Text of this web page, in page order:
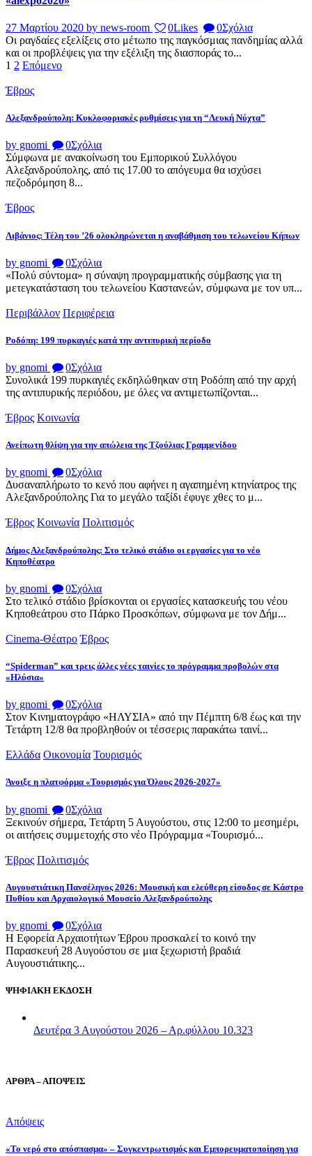
27 Μαρτίου 2020 by news-room 0Likes 0Σχόλια
Οι ραγδαίες εξελίξεις στο μέτωπο της παγκόσμιας πανδημίας αλλά
και οι προβλέψεις για την εξέλιξη της διασποράς το...
Σελιδοποίηση
άρθρων
Page
1 Page
2 Επόμενο
Έβρος
Αλεξανδρούπολη: Κυκλοφοριακές ρυθμίσεις για τη “Λευκή Νύχτα”
by gnomi 0Σχόλια
Σύμφωνα με ανακοίνωση του Εμπορικού Συλλόγου
Αλεξανδρούπολης, από τις 17.00 το απόγευμα θα ισχύσει
πεζοδρόμηση 8...
Έβρος
Λιβάνιος: Τέλη του ’26 ολοκληρώνεται η αναβάθμιση του τελωνείου Κήπων
by gnomi 0Σχόλια
«Πολύ σύντομα» η σύναψη προγραμματικής σύμβασης για τη
μετεγκατάσταση του τελωνείου Καστανεών, σύμφωνα με τον υπ...
Περιβάλλον Περιφέρεια
Ροδόπη: 199 πυρκαγιές κατά την αντιπυρική περίοδο
by gnomi 0Σχόλια
Συνολικά 199 πυρκαγιές εκδηλώθηκαν στη Ροδόπη από την αρχή
της αντιπυρικής περιόδου, με όλες να αντιμετωπίζονται...
Έβρος Κοινωνία
Ανείπωτη θλίψη για την απώλεια της Τζούλιας Γραμμενίδου
by gnomi 0Σχόλια
Δυσαναπλήρωτο το κενό που αφήνει η αγαπημένη κτηνίατρος της
Αλεξανδρούπολης Για το μεγάλο ταξίδι έφυγε χθες το μ...
Έβρος Κοινωνία Πολιτισμός
Δήμος Αλεξανδρούπολης: Στο τελικό στάδιο οι εργασίες για το νέο
Κηποθέατρο
by gnomi 0Σχόλια
Στο τελικό στάδιο βρίσκονται οι εργασίες κατασκευής του νέου
Κηποθεάτρου στο Πάρκο Προσκόπων, σύμφωνα με τον Δήμ...
Cinema-Θέατρο Έβρος
“Spiderman” και τρεις άλλες νέες ταινίες το πρόγραμμα προβολών στα
«Ηλύσια»
by gnomi 0Σχόλια
Στον Κινηματογράφο «ΗΛΥΣΙΑ» από την Πέμπτη 6/8 έως και την
Τετάρτη 12/8 θα προβληθούν οι τέσσερις παρακάτω ταινί...
Ελλάδα Οικονομία Τουρισμός
Άνοιξε η πλατφόρμα «Τουρισμός για Όλους 2026-2027»
by gnomi 0Σχόλια
Ξεκινούν σήμερα, Τετάρτη 5 Αυγούστου, στις 12:00 το μεσημέρι,
οι αιτήσεις συμμετοχής στο νέο Πρόγραμμα «Τουρισμό...
Έβρος Πολιτισμός
Αυγουστιάτικη Πανσέληνος 2026: Μουσική και ελεύθερη είσοδος σε Κάστρο
Πυθίου και Αρχαιολογικό Μουσείο Αλεξανδρούπολης
by gnomi 0Σχόλια
Η Εφορεία Αρχαιοτήτων Έβρου προσκαλεί το κοινό την
Παρασκευή 28 Αυγούστου σε μια ξεχωριστή βραδιά
Αυγουστιάτικης...
ΨΗΦΙΑΚΗ ΕΚΔΟΣΗ
Δευτέρα 3 Αυγούστου 2026 – Αρ.φύλλου 10.323
ΑΡΘΡΑ – ΑΠΟΨΕΙΣ
Απόψεις
«Το νερό στο απόσπασμα» – Συγκεντρωτισμός και Εμπορευματοποίηση για